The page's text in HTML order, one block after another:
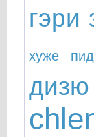
гэри
хуже
дизю